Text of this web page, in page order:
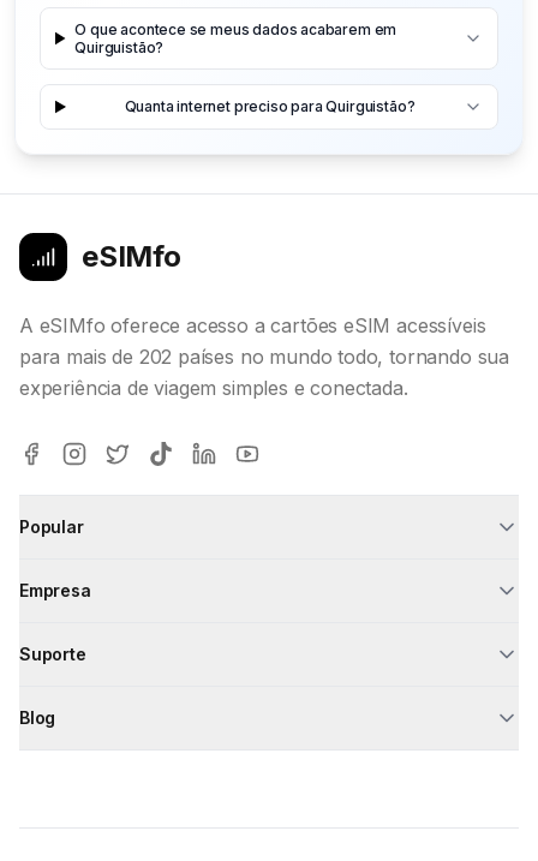
O que acontece se meus dados acabarem em
Quirguistão?
Quanta internet preciso para Quirguistão?
eSIMfo
A eSIMfo oferece acesso a cartões eSIM acessíveis
para mais de 202 países no mundo todo, tornando sua
experiência de viagem simples e conectada.
Popular
Empresa
Suporte
Blog